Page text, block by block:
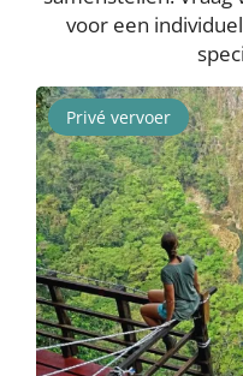
voor een
Privé vervoer